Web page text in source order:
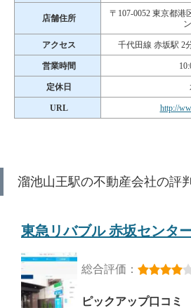
店舗住所
〒107-0052 東京都港
アクセス 千代田線 赤坂駅 2
営業時間
定休日
URL http://
溜池山王駅の不動産会社の評
東急リバブル 赤坂センタ
総合評価：
ピックアップ口コミ